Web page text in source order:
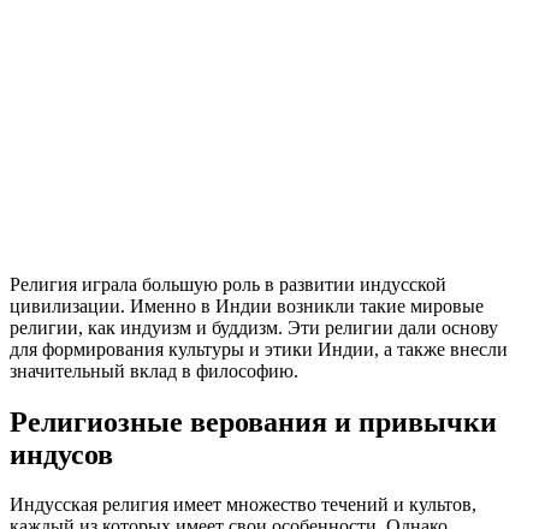
Религия играла большую роль в развитии индусской
цивилизации. Именно в Индии возникли такие мировые
религии, как индуизм и буддизм. Эти религии дали основу
для формирования культуры и этики Индии, а также внесли
значительный вклад в философию.
Религиозные верования и привычки
индусов
Индусская религия имеет множество течений и культов,